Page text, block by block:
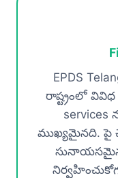
EPDS
రాష్ట్రంలో వివిధ
services
ముఖ్యమైనది. పై
సునాయసమైన